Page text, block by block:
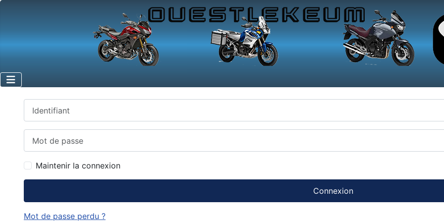
Maintenir la connexion
Connexion
Mot de passe perdu ?